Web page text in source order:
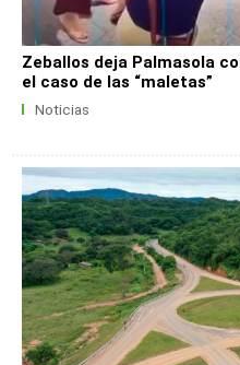
Zeballos deja Palmasola
el caso de las “maletas”
Noticias